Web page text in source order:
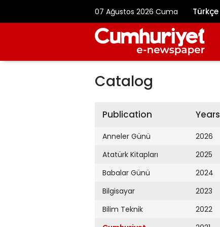
07 Ağustos 2026 Cuma Türkçe
Catalog
Publication
Anneler Günü
Atatürk Kitapları
Babalar Günü
Bilgisayar
Bilim Teknik
Years
2026
2025
2024
2023
2022